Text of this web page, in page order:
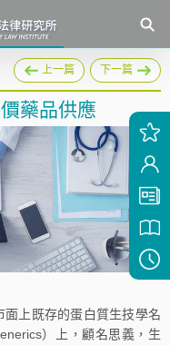
上一篇 下一篇
藥品供應
上既存的蛋白質生技學名
）上，顧名思義，生